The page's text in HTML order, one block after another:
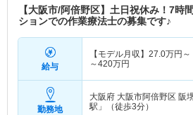
【大阪市/阿倍野区】土日祝休み！7時
ションでの作業療法士の募集です♪
給与
【モデル月収】 27.0万円～
～420万円
勤務地
大阪府 大阪市阿倍野区 阪
駅」（徒歩3分）